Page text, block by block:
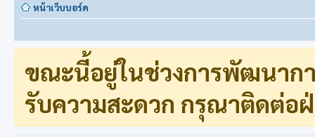
หน้าเว็บบอร์ด
ขณะนี้อยู่ในช่วงการพัฒนาก
รับความสะดวก กรุณาติดต่อ